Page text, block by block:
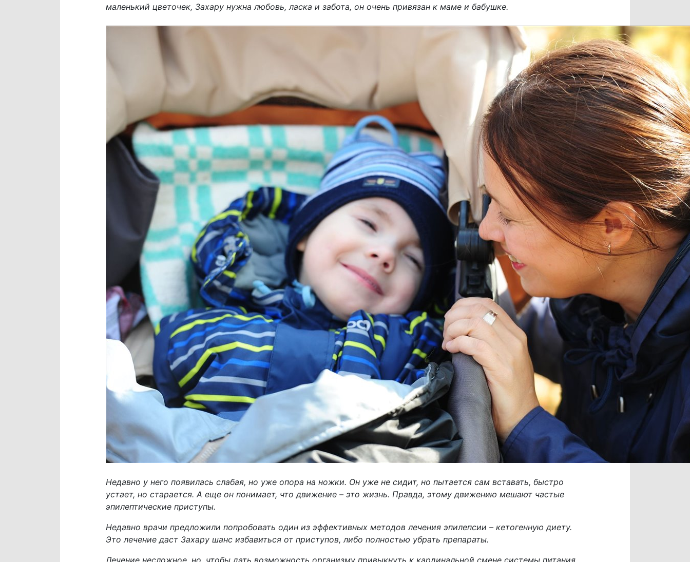
маленький цветочек, Захару нужна любовь, ласка и забота, он очень привязан к маме и бабушке.
Недавно у него появилась слабая, но уже опора на ножки. Он уже не сидит, но пытается сам вставать, быстро
устает, но старается. А еще он понимает, что движение – это жизнь. Правда, этому движению мешают частые
эпилептические приступы.
Недавно врачи предложили попробовать один из эффективных методов лечения эпилепсии – кетогенную диету.
Это лечение даст Захару шанс избавиться от приступов, либо полностью убрать препараты.
Лечение несложное, но, чтобы дать возможность организму привыкнуть к кардинальной смене системы питания,